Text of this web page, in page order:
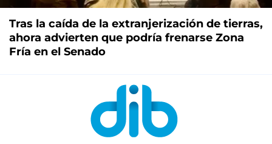
Tras la caída de la extranjerización de tierras,
ahora advierten que podría frenarse Zona
Fría en el Senado